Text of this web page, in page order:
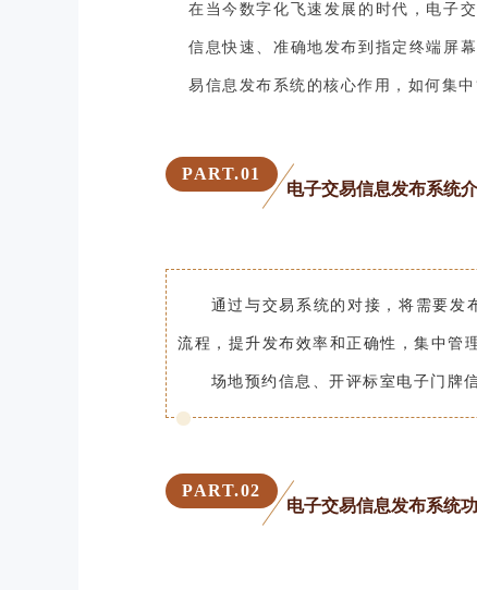
在当今数字化飞速发展的时代，电子
信息快速、准确地发布到指定终端屏
易信息发布系统的核心作用，如何集
PART.01
电子交易信息发布系统
通过与交易系统的对接，将需要发
流程，提升发布效率和正确性，集中管
场地预约信息、开评标室电子门牌
PART.02
电子交易信息发布系统